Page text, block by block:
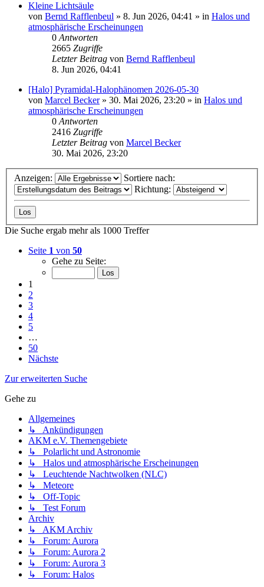
Kleine Lichtsäule
von Bernd Rafflenbeul » 8. Jun 2026, 04:41 » in Halos und
atmosphärische Erscheinungen
0 Antworten
2665 Zugriffe
Letzter Beitrag von Bernd Rafflenbeul
8. Jun 2026, 04:41
[Halo] Pyramidal-Halophänomen 2026-05-30
von Marcel Becker» 30. Mai 2026, 23:20 » in Halos und
atmosphärische Erscheinungen
0 Antworten
2416 Zugriffe
Letzter Beitrag von Marcel Becker
30. Mai 2026, 23:20
Anzeigen:
Sortiere nach:
Richtung:
Die Suche ergab mehr als 1000 Treffer
Seite 1 von 50
Gehe zu Seite:
1
2
3
4
5
…
50
Nächste
Zur erweiterten Suche
Gehe zu
Allgemeines
↳ Ankündigungen
AKM e.V. Themengebiete
↳ Polarlicht und Astronomie
↳ Halos und atmosphärische Erscheinungen
↳ Leuchtende Nachtwolken (NLC)
↳ Meteore
↳ Off-Topic
↳ Test Forum
Archiv
↳ AKM Archiv
↳ Forum: Aurora
↳ Forum: Aurora 2
↳ Forum: Aurora 3
↳ Forum: Halos